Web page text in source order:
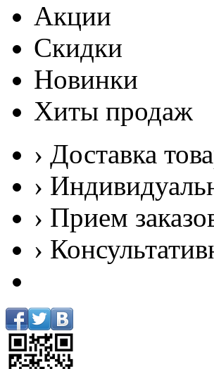
Акции
Скидки
Новинки
Хиты продаж
› Доставка
›
› Прием
›